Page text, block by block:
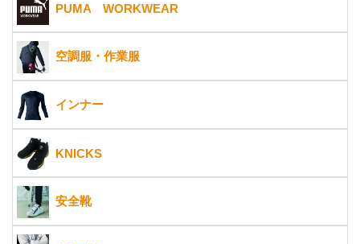
PUMA WORKWEAR
空調服・作業服
インナー
KNICKS
安全靴